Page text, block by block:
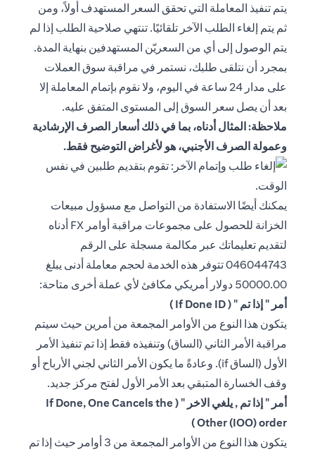
يتم تنفيذ المعاملة التي تحقق السعر المستهدف أولاً، ومن
ثم يتم إلغاء الطلب الآخر تلقائيًا. تنتهي صلاحية الطلب إذا لم
يتم الوصول إلى أي من السعريّن المستهدفين بنهاية المدة.
بمجرد أن نتلقى طلبك، نستمر في مراقبة سوق العملات
على مدار 24 ساعة في اليوم، ولا نقوم بإتمام المعاملة إلا
بعد أن يصل سعر السوق إلى المستوى المتفق عليه.
ملاحظة: المثال أدناه، بما في ذلك أسعار الصرف الإرشادية
وعمولة الصرف الأجنبي، هو لأغراض التوضيح فقط.
يمكنك أيضًا الاستفادة من التواصل مع مسؤول مبيعات
الخزانة للحصول على مجموعات مراقبة أوامر FX أدناه
لتقديم تعليماتك عبر مكالمة مسجلة على الرقم
046044743 تتوفر هذه الخدمة لحجم معاملة أدنى يبلغ
50000.00 دولار أمريكي مكافئ لأي عملة أخرى متاحة:
أمر " إذا تم " ( If Done ID )
يتكون هذا النوع من الأوامر المجمعة من أمرين حيث سيتم
مراقبة الأمر الثاني (الساق) وتنفيذه فقط إذا تم تنفيذ الأمر
الأول (الساق if). وعادةً ما يكون الأمر الثاني لجني الأرباح أو
وقف الخسارة المتبقي بعد الأمر الأول لفتح مركز جديد.
أمر " إذا تم , يلغي الاخر " ( If Done, One Cancels the
Other (IOO) order )
يتكون هذا النوع من الأوامر المجمعة من 3 أوامر حيث إذا تم